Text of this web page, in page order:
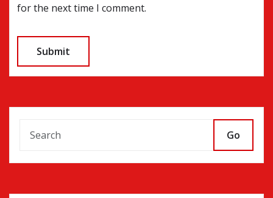
for the next time I comment.
Go